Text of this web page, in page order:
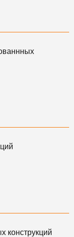
конструкций